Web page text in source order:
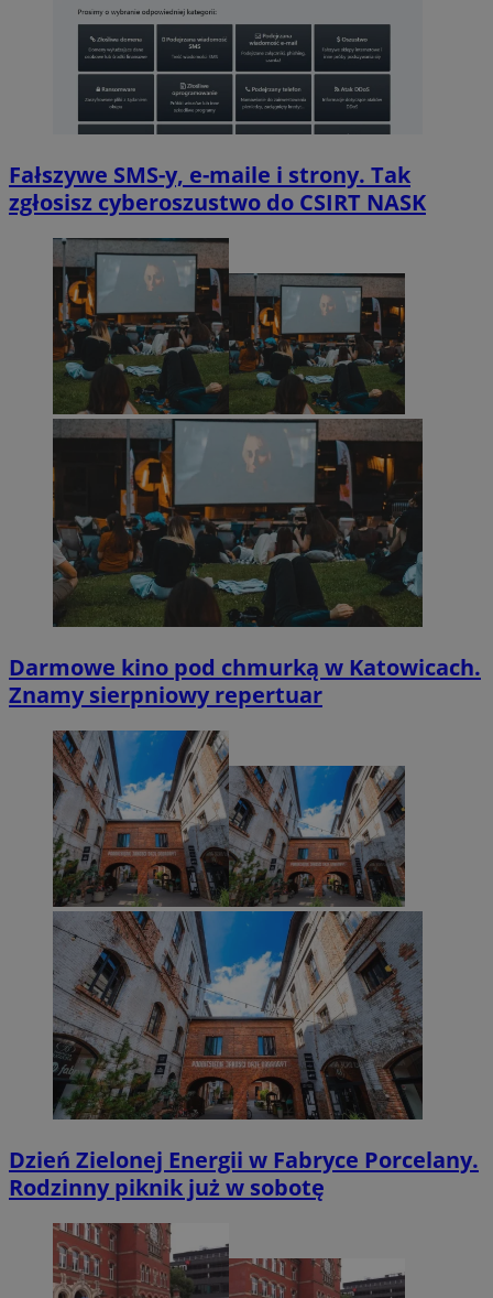
Fałszywe SMS-y, e-maile i strony. Tak
zgłosisz cyberoszustwo do CSIRT NASK
Darmowe kino pod chmurką w Katowicach.
Znamy sierpniowy repertuar
Dzień Zielonej Energii w Fabryce Porcelany.
Rodzinny piknik już w sobotę